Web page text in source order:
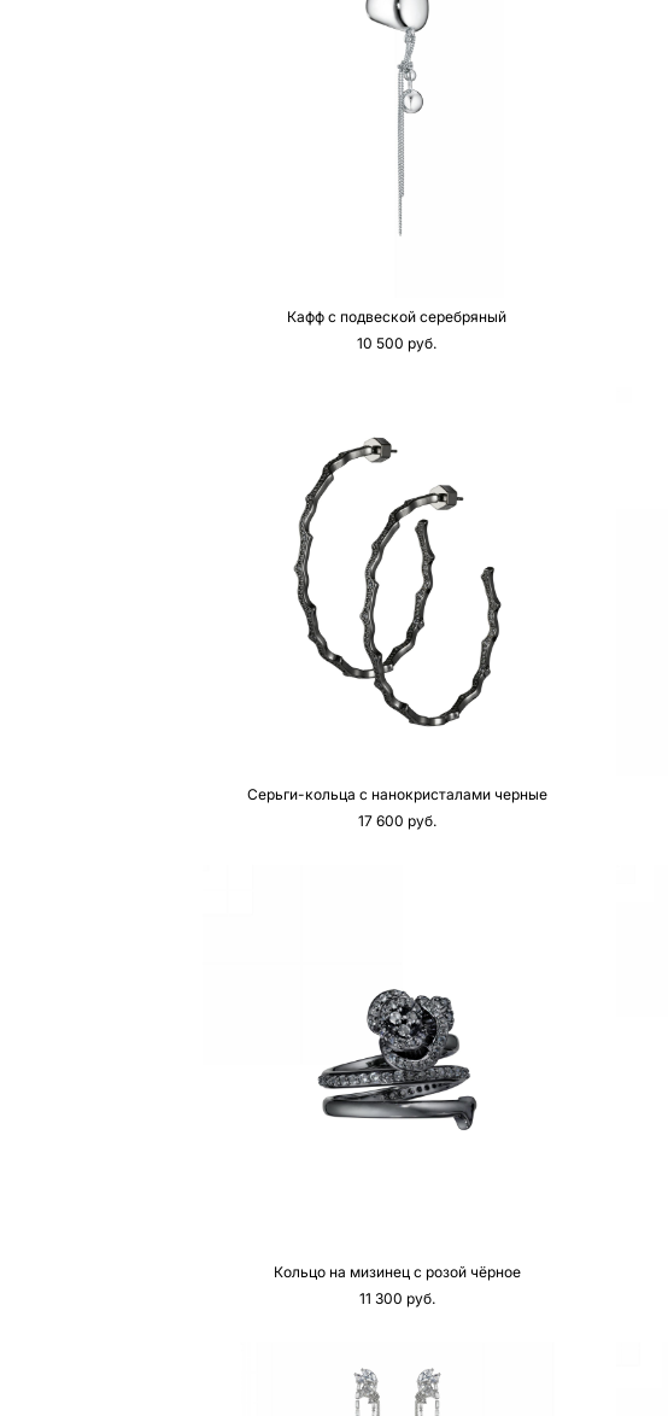
Кафф с подвеской серебряный
10 500 pуб.
Серьги-кольца с нанокристалами черные
17 600 pуб.
Кольцо на мизинец с розой чёрное
11 300 pуб.